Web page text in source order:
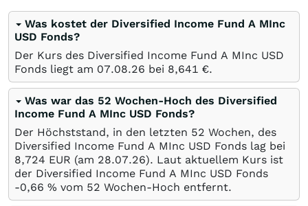
Was kostet der Diversified Income Fund A MInc
USD Fonds?
Der Kurs des Diversified Income Fund A MInc USD
Fonds liegt am 07.08.26 bei 8,641 €.
Was war das 52 Wochen-Hoch des Diversified
Income Fund A MInc USD Fonds?
Der Höchststand, in den letzten 52 Wochen, des
Diversified Income Fund A MInc USD Fonds lag bei
8,724 EUR (am 28.07.26). Laut aktuellem Kurs ist
der Diversified Income Fund A MInc USD Fonds
-0,66 % vom 52 Wochen-Hoch entfernt.